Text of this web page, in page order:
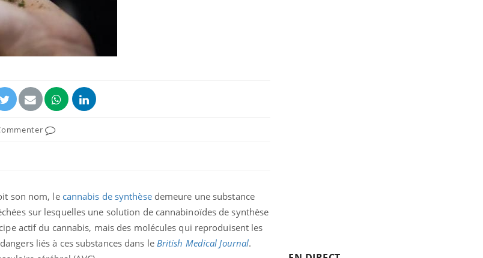
son nom, le cannabis de synthèsedemeure une substance
sur lesquelles une solution de cannabinoïdes de synthèse
actif du cannabis, mais des molécules qui reproduisent les
liés à ces substances dans le British Medical Journal.